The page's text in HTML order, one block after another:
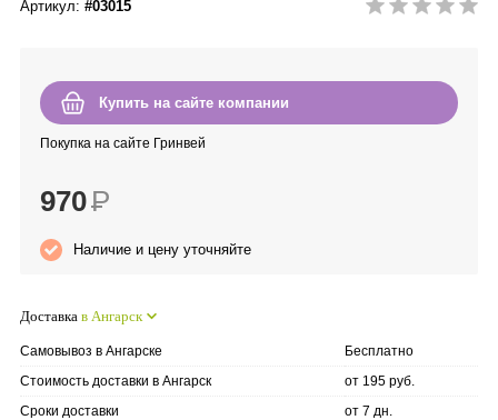
Intilia
Happy Dew
Enjoy Care
Green Minds
Артикул: #03015
Купить на сайте компании
Покупка на сайте Гринвей
970Р
Наличие и цену уточняйте
Доставка в Ангарск
Самовывоз в Ангарске
Бесплатно
Стоимость доставки в Ангарск
от 195 руб.
Сроки доставки
от 7 дн.